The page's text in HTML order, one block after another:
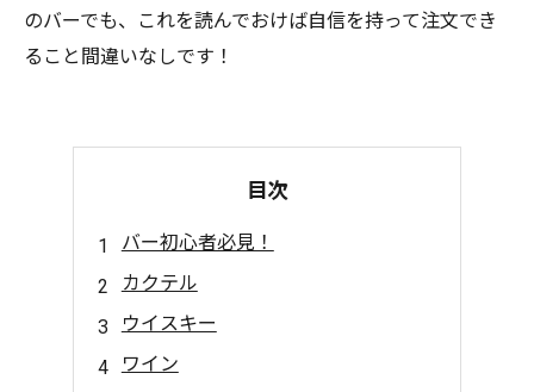
のバーでも、これを読んでおけば自信を持って注文でき
ること間違いなしです！
目次
バー初心者必見！
カクテル
ウイスキー
ワイン